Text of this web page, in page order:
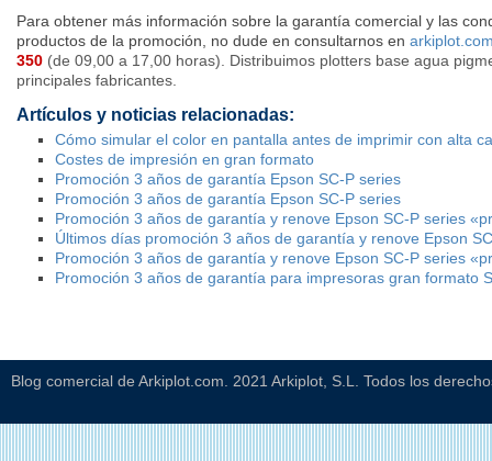
Para obtener más información sobre la garantía comercial y las
productos de la promoción, no dude en consultarnos en
350 (de 09,00 a 17,00 horas). Distribuimos plotters base agua
principales fabricantes.
Artículos y noticias relacionadas:
Cómo simular el color en pantalla antes de imprimir con alta
Costes de impresión en gran formato
Promoción 3 años de garantía Epson SC-P series
Promoción 3 años de garantía Epson SC-P series
Promoción 3 años de garantía y renove Epson SC-P series
Últimos días promoción 3 años de garantía y renove Epson
Promoción 3 años de garantía y renove Epson SC-P series
Promoción 3 años de garantía para impresoras gran formato
Blog comercial de Arkiplot.com. 2021 Arkiplot, S.L. Todos los